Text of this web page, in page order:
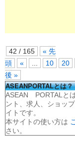
42 / 165
« 先
頭
« 10 20
後 »
ASEANPORTALとは？
ASEAN PORTALと
ント、求人、ショッ
イトです。
本サイトの使い方は
さい。